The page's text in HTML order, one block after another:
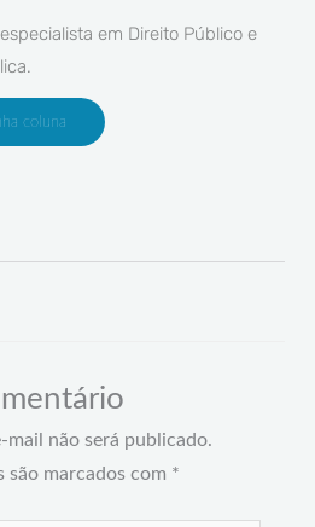
em Direito Público e
coluna
mail não será publicado.
são marcados com *